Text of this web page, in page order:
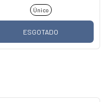
Único
ESGOTADO